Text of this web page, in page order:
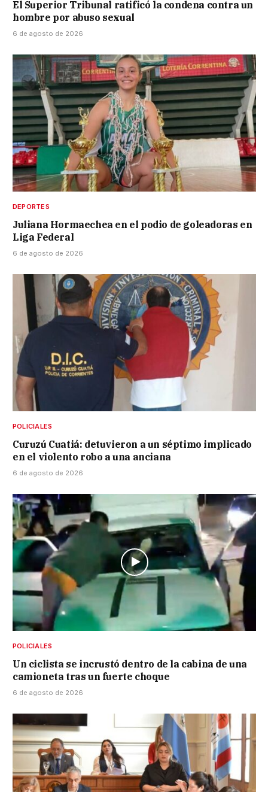
El Superior Tribunal ratificó la condena contra un
hombre por abuso sexual
6 de agosto de 2026
DEPORTES
Juliana Hormaechea en el podio de goleadoras en
Liga Federal
6 de agosto de 2026
POLICIALES
Curuzú Cuatiá: detuvieron a un séptimo implicado
en el violento robo a una anciana
6 de agosto de 2026
POLICIALES
Un ciclista se incrustó dentro de la cabina de una
camioneta tras un fuerte choque
6 de agosto de 2026